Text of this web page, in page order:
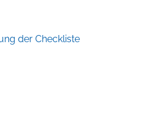
der Checkliste